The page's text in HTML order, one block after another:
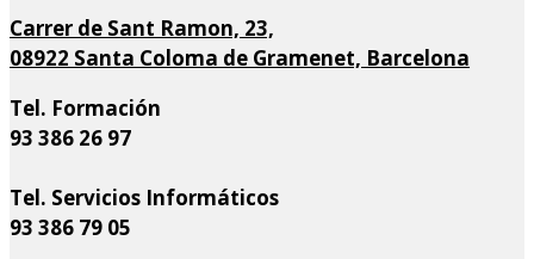
Carrer de Sant Ramon, 23,
08922 Santa Coloma de Gramenet, Barcelona
Tel. Formación
93 386 26 97
Tel. Servicios Informáticos
93 386 79 05